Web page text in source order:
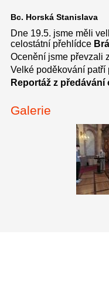
Bc. Horská Stanislava
Dne 19.5. jsme měli
celostátní přehlídce
Ocenění jsme převzali
Velké poděkování patří
Reportáž z
Galerie